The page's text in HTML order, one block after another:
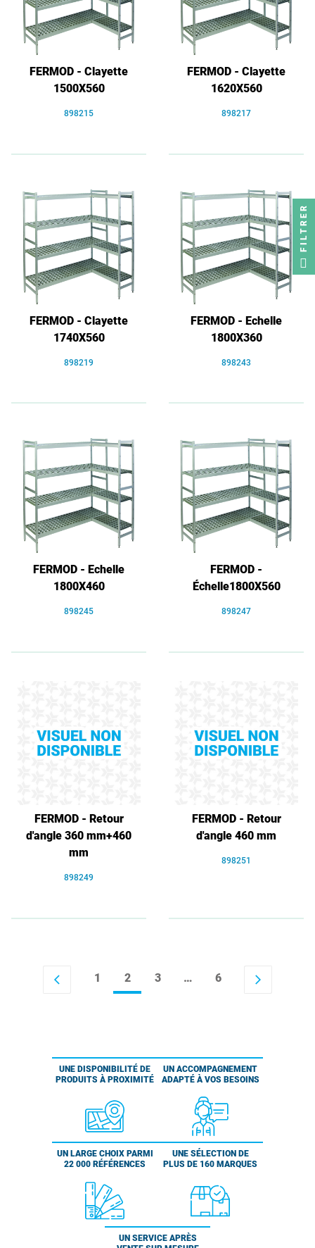
FERMOD - Clayette
1500X560
898215
FERMOD - Clayette
1620X560
898217
FERMOD - Clayette
1740X560
898219
FERMOD - Echelle
1800X360
898243
FERMOD - Echelle
1800X460
898245
FERMOD -
Échelle1800X560
898247
FERMOD - Retour
d'angle 360 mm+460
mm
898249
FERMOD - Retour
d'angle 460 mm
898251
arrow_back_ios 1 2 3 … 6 arrow_forward_ios
UNE DISPONIBILITÉ DE
PRODUITS À PROXIMITÉ
UN ACCOMPAGNEMENT
ADAPTÉ À VOS BESOINS
UN LARGE CHOIX PARMI
22 000 RÉFÉRENCES
UNE SÉLECTION DE
PLUS DE 160 MARQUES
UN SERVICE APRÈS
FILTRER